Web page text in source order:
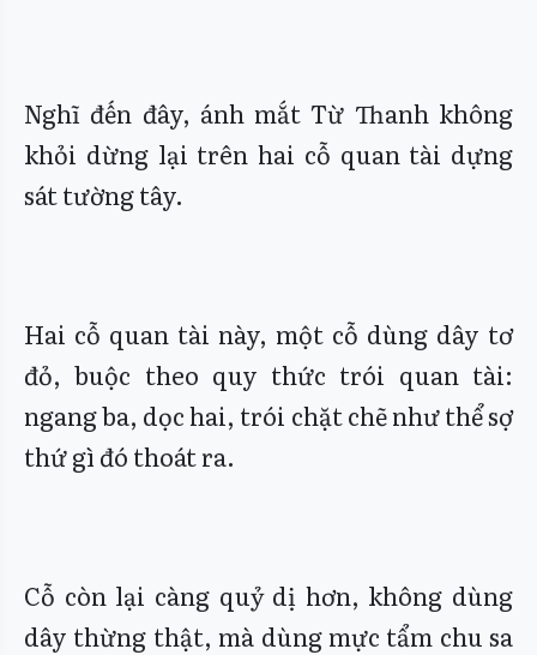
Nghĩ đến đây, ánh mắt Từ Thanh không
khỏi dừng lại trên hai cỗ quan tài dựng
sát tường tây.
Hai cỗ quan tài này, một cỗ dùng dây tơ
đỏ, buộc theo quy thức trói quan tài:
ngang ba, dọc hai, trói chặt chẽ như thể sợ
thứ gì đó thoát ra.
Cỗ còn lại càng quỷ dị hơn, không dùng
dây thừng thật, mà dùng mực tẩm chu sa